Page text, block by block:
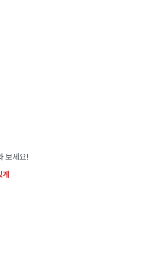
보세요!